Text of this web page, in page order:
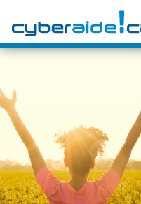
LA CENTRALE CANADIENNE DE